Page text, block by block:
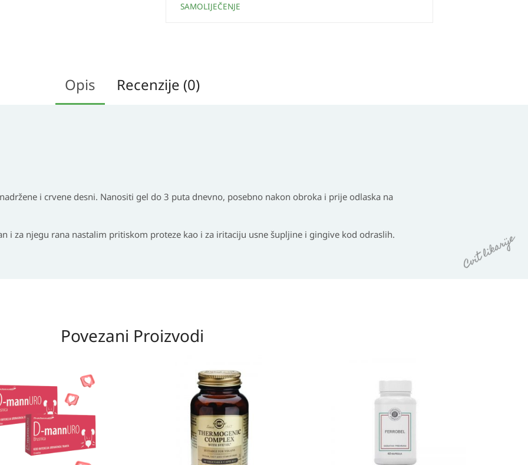
SAMOLIJEČENJE
Opis Recenzije (0)
i crvene desni. Nanositi gel do 3 puta dnevno, posebno nakon obroka i prije odlaska na
i za njegu rana nastalim pritiskom proteze kao i za iritaciju usne šupljine i gingive kod odraslih.
Povezani Proizvodi